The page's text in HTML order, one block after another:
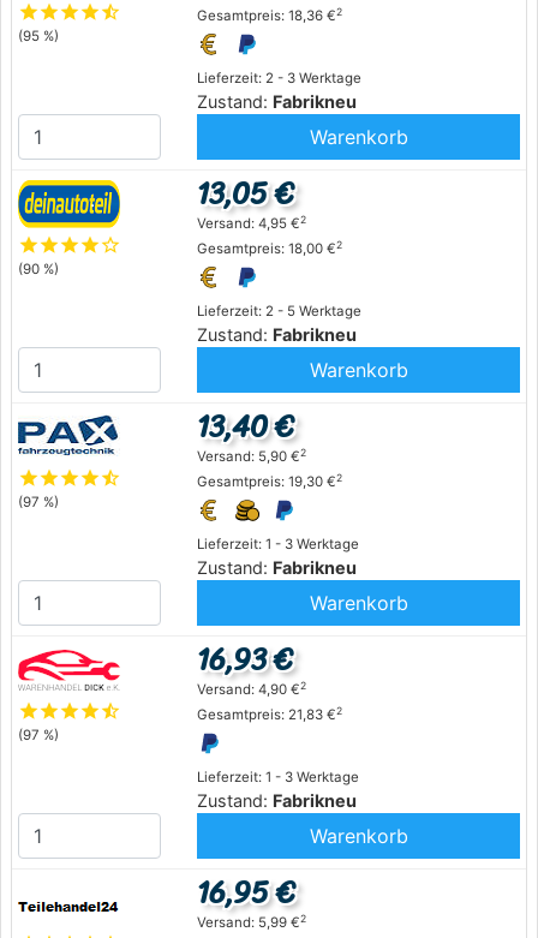
starstarstarstarstar_half
(95 %)
Lieferzeit: 2 - 3 Werktage
Zustand: Fabrikneu
Gesamtpreis: 18,36 €2
Warenkorb
starstarstarstarstar_outline
(90 %)
Lieferzeit: 2 - 5 Werktage
Zustand: Fabrikneu
13,05 €
Versand: 4,95 €2
Gesamtpreis: 18,00 €2
Warenkorb
starstarstarstarstar_half
(97 %)
Lieferzeit: 1 - 3 Werktage
Zustand: Fabrikneu
13,40 €
Versand: 5,90 €2
Gesamtpreis: 19,30 €2
Warenkorb
starstarstarstarstar_half
(97 %)
Lieferzeit: 1 - 3 Werktage
Zustand: Fabrikneu
16,93 €
Versand: 4,90 €2
Gesamtpreis: 21,83 €2
Warenkorb
16,95 €
Versand: 5,99 €2